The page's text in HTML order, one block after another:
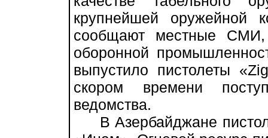
крупнейшей оружейной
сообщают местные СМИ,
оборонной
выпустило пистолеты
скором времени
ведомства.
В Азербайджане